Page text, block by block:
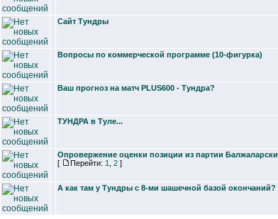
Сайт Тундры
Вопросы по коммерческой программе (10-фигурка)
Ваш прогноз на матч PLUS600 - Тундра?
ТУНДРА в Туле...
Опровержение оценки позиции из партии
[
Перейти: 1 2 ]
А как там у Тундры с 8-ми шашечной базой окончаний?